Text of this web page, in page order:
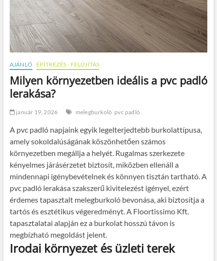
AJÁNLÓ ÉPÍTKEZÉS - FELÚJÍTÁS
Milyen környezetben ideális a pvc padló
lerakása?
január 19, 2026 melegburkoló pvc padló
A pvc padló napjaink egyik legelterjedtebb burkolattípusa,
amely sokoldalúságának köszönhetően számos
környezetben megállja a helyét. Rugalmas szerkezete
kényelmes járásérzetet biztosít, miközben ellenáll a
mindennapi igénybevételnek és könnyen tisztán tartható. A
pvc padló lerakása szakszerű kivitelezést igényel, ezért
érdemes tapasztalt melegburkoló bevonása, aki biztosítja a
tartós és esztétikus végeredményt. A Floortissimo Kft.
tapasztalatai alapján ez a burkolat hosszú távon is
megbízható megoldást jelent.
Irodai környezet és üzleti terek